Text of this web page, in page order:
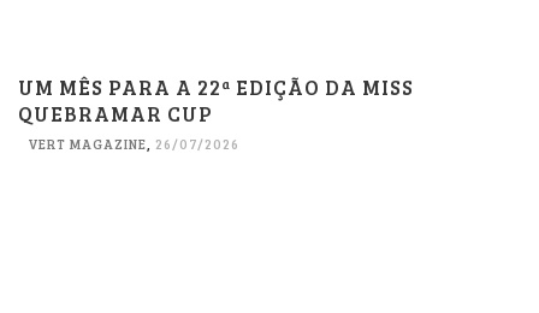
UM MÊS PARA A 22ª EDIÇÃO DA MISS
QUEBRAMAR CUP
VERT MAGAZINE, 26/07/2026